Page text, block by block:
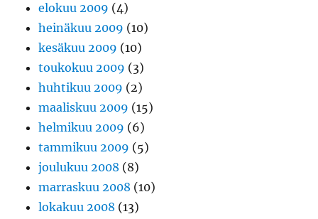
elokuu 2009 (4)
heinäkuu 2009 (10)
kesäkuu 2009 (10)
toukokuu 2009 (3)
huhtikuu 2009 (2)
maaliskuu 2009 (15)
helmikuu 2009 (6)
tammikuu 2009 (5)
joulukuu 2008 (8)
marraskuu 2008 (10)
lokakuu 2008 (13)